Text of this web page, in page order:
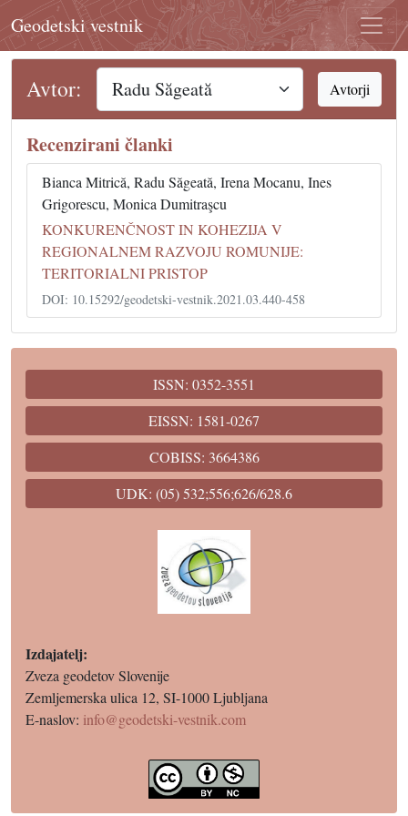
Geodetski vestnik
Avtor: Avtorji
Recenzirani članki
Bianca Mitrică, Radu Săgeată, Irena Mocanu, Ines
Grigorescu, Monica Dumitraşcu
KONKURENČNOST IN KOHEZIJA V
REGIONALNEM RAZVOJU ROMUNIJE:
TERITORIALNI PRISTOP
DOI: 10.15292/geodetski-vestnik.2021.03.440-458
ISSN: 0352-3551
EISSN: 1581-0267
COBISS: 3664386
UDK: (05) 532;556;626/628.6
Izdajatelj:
Zveza geodetov Slovenije
Zemljemerska ulica 12, SI-1000 Ljubljana
E-naslov: info@geodetski-vestnik.com